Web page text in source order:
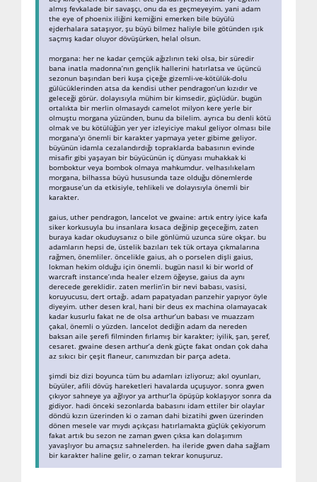
almış fevkalade bir savaşçı, onu da es geçmeyeyim. yani adam
the eye of phoenix iliğini kemiğini emerken bile büyülü
ejderhalara sataşıyor, şu büyü bilmez haliyle bile götünden ışık
saçmış kadar oluyor dövüşürken, helal olsun.
morgana: her ne kadar çemçük ağızlının teki olsa, bir süredir
bana inatla madonna’nın gençlik hallerini hatırlatsa ve üçüncü
sezonun başından beri kuşa çiçeğe gizemli-ve-kötülük-dolu
gülücüklerinden atsa da kendisi uther pendragon’un kızıdır ve
geleceği görür. dolayısıyla mühim bir kimsedir, güçlüdür. bugün
ortalıkta bir merlin olmasaydı camelot milyon kere yerle bir
olmuştu morgana yüzünden, bunu da bilelim. ayrıca bu denli kötü
olmak ve bu kötülüğün yer yer izleyiciye makul geliyor olması bile
morgana’yı önemli bir karakter yapmaya yeter gibime geliyor.
büyünün idamla cezalandırdığı topraklarda babasının evinde
misafir gibi yaşayan bir büyücünün iç dünyası muhakkak ki
bomboktur veya bombok olmaya mahkumdur. velhasılıkelam
morgana, bilhassa büyü hususunda taze olduğu dönemlerde
morgause’un da etkisiyle, tehlikeli ve dolayısıyla önemli bir
karakter.
gaius, uther pendragon, lancelot ve gwaine: artık entry iyice kafa
siker korkusuyla bu insanlara kısaca değinip geçeceğim, zaten
buraya kadar okuduysanız o bile gönlümü uzunca süre okşar. bu
adamların hepsi de, üstelik bazıları tek tük ortaya çıkmalarına
rağmen, önemliler. öncelikle gaius, ah o porselen dişli gaius,
lokman hekim olduğu için önemli. bugün nasıl ki bir world of
warcraft instance’ında healer elzem öğeyse, gaius da aynı
derecede gereklidir. zaten merlin’in bir nevi babası, vasisi,
koruyucusu, dert ortağı. adam papatyadan panzehir yapıyor öyle
diyeyim. uther desen kral, hani bir deus ex machina olamayacak
kadar kusurlu fakat ne de olsa arthur’un babası ve muazzam
çakal, önemli o yüzden. lancelot dediğin adam da nereden
baksan aile şerefi filminden fırlamış bir karakter; iyilik, şan, şeref,
cesaret. gwaine desen arthur’a denk güçte fakat ondan çok daha
az sıkıcı bir çeşit flaneur, canımızdan bir parça adeta.
şimdi biz dizi boyunca tüm bu adamları izliyoruz; akıl oyunları,
büyüler, afili dövüş hareketleri havalarda uçuşuyor. sonra gwen
çıkıyor sahneye ya ağlıyor ya arthur’la öpüşüp koklaşıyor sonra da
gidiyor. hadi önceki sezonlarda babasını idam ettiler bir olaylar
döndü kızın üzerinden ki o zaman dahi bizatihi gwen üzerinden
dönen mesele var mıydı açıkçası hatırlamakta güçlük çekiyorum
fakat artık bu sezon ne zaman gwen çıksa kan dolaşımım
yavaşlıyor bu amaçsız sahnelerden. ha ileride gwen daha sağlam
bir karakter haline gelir, o zaman tekrar konuşuruz.